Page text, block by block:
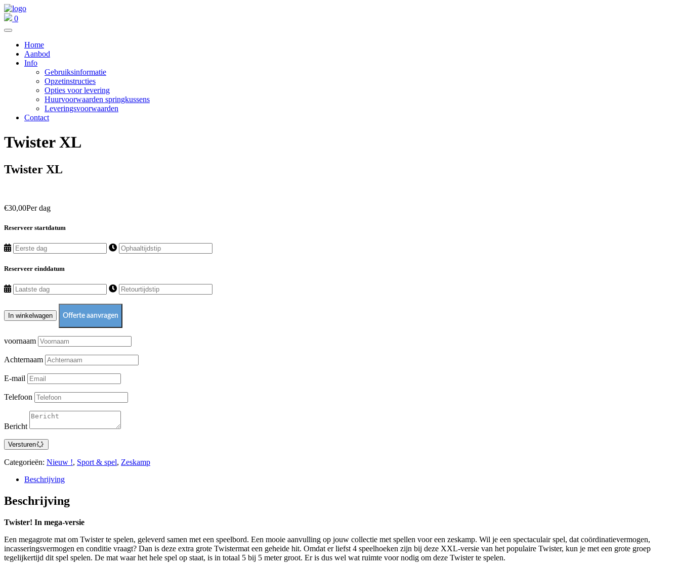
0
Home
Aanbod
Info
Gebruiksinformatie
Opzetinstructies
Opties voor levering
Huurvoorwaarden springkussens
Leveringsvoorwaarden
Contact
Twister XL
Twister XL
€30,00Per dag
Reserveer startdatum
Reserveer einddatum
In winkelwagen Offerte aanvragen
voornaam
Achternaam
E-mail
Telefoon
Bericht
Versturen
Categorieën: Nieuw !, Sport & spel, Zeskamp
Beschrijving
Beschrijving
Twister! In mega-versie
Een megagrote mat om Twister te spelen, geleverd samen met een speelbord. Een mooie aanvulling op jouw collectie met spellen voor een zeskamp. Wil je een spectaculair spel, dat coördinatievermogen,
incasseringsvermogen en conditie vraagt? Dan is deze extra grote Twistermat een geheide hit. Omdat er liefst 4 speelhoeken zijn bij deze XXL-versie van het populaire Twister, kun je met een grote groep
tegelijkertijd dit spel spelen. De mat waar het hele spel op staat, is in totaal 5 bij 5 meter groot. Er is dus wel wat ruimte voor nodig om deze Twister te spelen.